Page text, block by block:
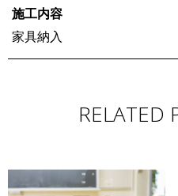
施工内容
家具納入
RELATED